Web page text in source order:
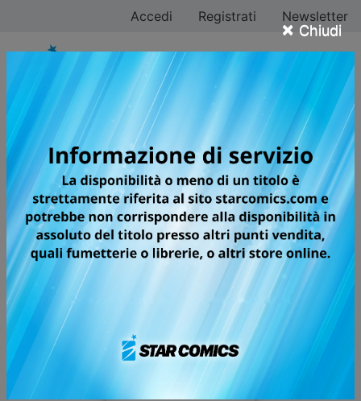
× Chiudi
Accedi Registrati Newsletter
Shop online fumetti
INFO PAGAMENTO Filtra ricerca